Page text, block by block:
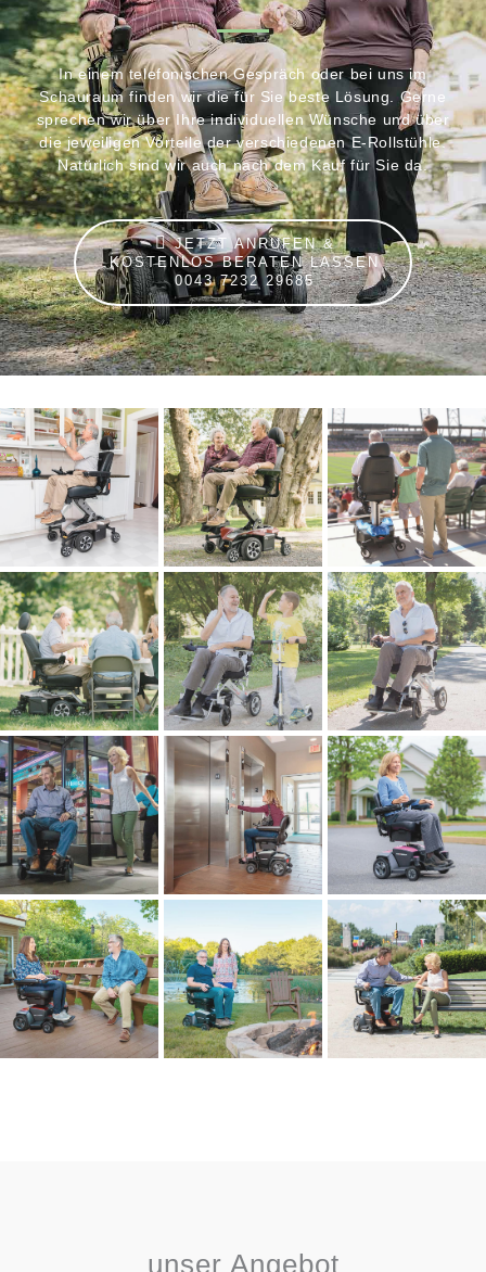
In einem telefonischen Gespräch oder bei uns im
Schauraum finden wir die für Sie beste Lösung. Gerne
sprechen wir über Ihre individuellen Wünsche und über
die jeweiligen Vorteile der verschiedenen E-Rollstühle.
Natürlich sind wir auch nach dem Kauf für Sie da.
JETZT ANRUFEN &
KOSTENLOS BERATEN LASSEN
0043 7232 29685
unser Angebot